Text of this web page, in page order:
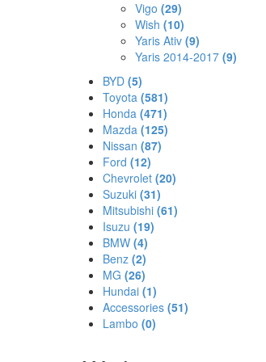
Vigo (29)
Wish (10)
Yaris Ativ (9)
Yaris 2014-2017 (9)
BYD (5)
Toyota (581)
Honda (471)
Mazda (125)
Nissan (87)
Ford (12)
Chevrolet (20)
Suzuki (31)
Mitsubishi (61)
Isuzu (19)
BMW (4)
Benz (2)
MG (26)
Hundai (1)
Accessories (51)
Lambo (0)